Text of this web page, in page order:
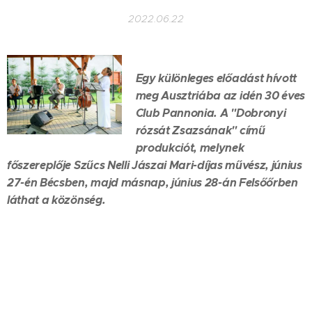
2022.06.22
Egy különleges előadást hívott
meg Ausztriába az idén 30 éves
Club Pannonia. A "Dobronyi
rózsát Zsazsának" című
produkciót, melynek
főszereplője Szűcs Nelli Jászai Mari-díjas művész, június
27-én Bécsben, majd másnap, június 28-án Felsőőrben
láthat a közönség.